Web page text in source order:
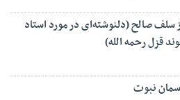
سلف صالح (دلنوشته‌ای در مورد استاد
قزل رحمه الله)
نبوت